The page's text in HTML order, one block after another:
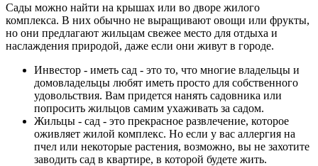
Сады можно найти на крышах или во дворе жилого
комплекса. В них обычно не выращивают овощи или фрукты,
но они предлагают жильцам свежее место для отдыха и
наслаждения природой, даже если они живут в городе.
Инвестор - иметь сад - это то, что многие владельцы и
домовладельцы любят иметь просто для собственного
удовольствия. Вам придется нанять садовника или
попросить жильцов самим ухаживать за садом.
Жильцы - сад - это прекрасное развлечение, которое
оживляет жилой комплекс. Но если у вас аллергия на
пчел или некоторые растения, возможно, вы не захотите
заводить сад в квартире, в которой будете жить.